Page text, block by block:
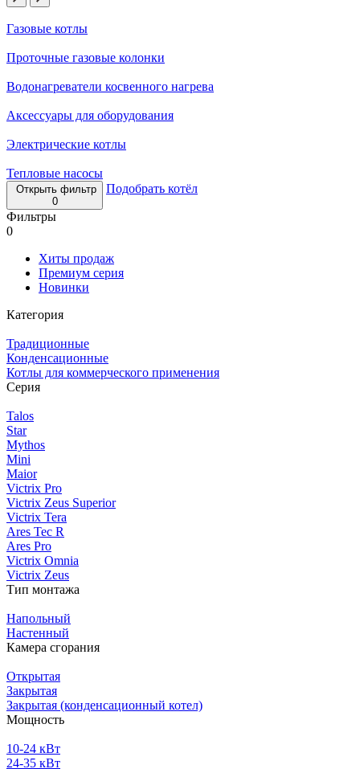
Газовые котлы
Проточные газовые колонки
Водонагреватели косвенного нагрева
Аксессуары для оборудования
Электрические котлы
Тепловые насосы
Открыть фильтр
0
Подобрать котёл
Фильтры
0
Хиты продаж
Премиум серия
Новинки
Категория
Традиционные
Конденсационные
Котлы для коммерческого применения
Серия
Talos
Star
Mythos
Mini
Maior
Victrix Pro
Victrix Zeus Superior
Victrix Tera
Ares Tec R
Ares Pro
Victrix Omnia
Victrix Zeus
Тип монтажа
Напольный
Настенный
Камера сгорания
Открытая
Закрытая
Закрытая (конденсационный котел)
Мощность
10-24 кВт
24-35 кВт